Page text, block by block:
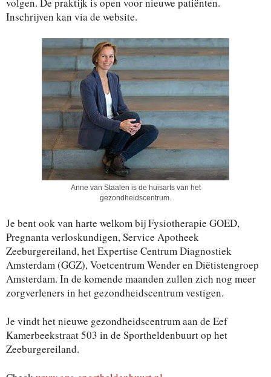
Inschrijven kan via de website.
Anne van Staalen is de huisarts van het
gezondheidscentrum.
Je bent ook van harte welkom bij Fysiotherapie GOED,
Pregnanta verloskundigen, Service Apotheek
Zeeburgereiland, het Expertise Centrum Diagnostiek
Amsterdam (GGZ), Voetcentrum Wender en Diëtistengroep
Amsterdam. In de komende maanden zullen zich nog meer
zorgverleners in het gezondheidscentrum vestigen.
Je vindt het nieuwe gezondheidscentrum aan de Eef
Kamerbeekstraat 503 in de Sportheldenbuurt op het
Zeeburgereiland.